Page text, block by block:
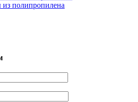
из полипропилена